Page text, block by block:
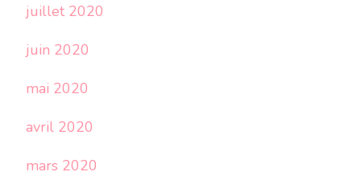
juillet 2020
juin 2020
mai 2020
avril 2020
mars 2020